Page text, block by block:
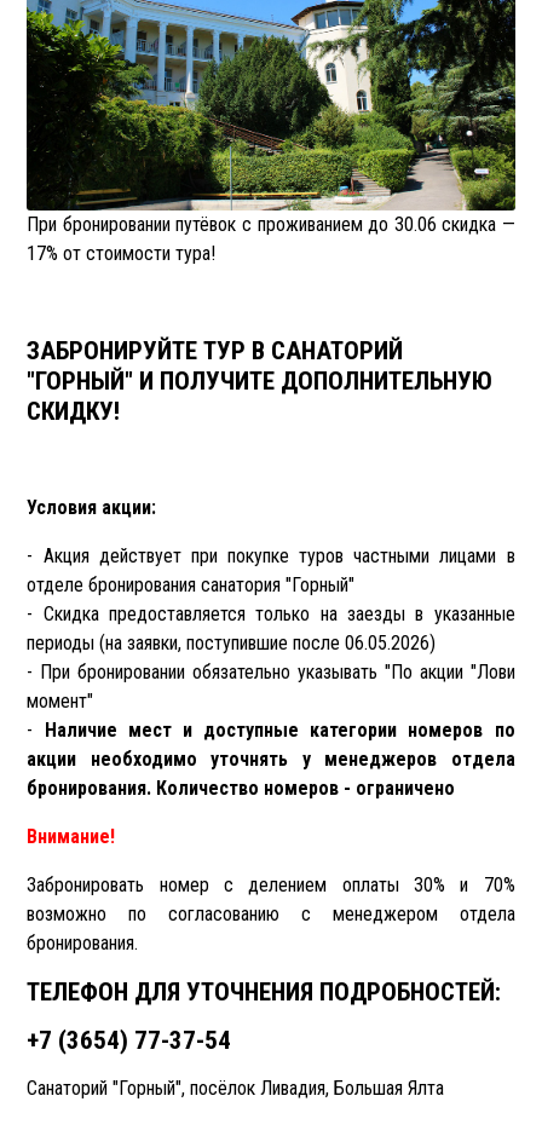
При бронировании путёвок с проживанием до 30.06 скидка —
17% от стоимости тура!
ЗАБРОНИРУЙТЕ ТУР В САНАТОРИЙ
"ГОРНЫЙ" И ПОЛУЧИТЕ ДОПОЛНИТЕЛЬНУЮ
СКИДКУ!
Условия акции:
- Акция действует при покупке туров частными лицами в
отделе бронирования санатория "Горный"
- Скидка предоставляется только на заезды в указанные
периоды (на заявки, поступившие после 06.05.2026)
- При бронировании обязательно указывать "По акции "Лови
момент"
- Наличие мест и доступные категории номеров по
акции необходимо уточнять у менеджеров отдела
бронирования. Количество номеров - ограничено
Внимание!
Забронировать номер с делением оплаты 30% и 70%
возможно по согласованию с менеджером отдела
бронирования.
ТЕЛЕФОН ДЛЯ УТОЧНЕНИЯ ПОДРОБНОСТЕЙ:
+7 (3654) 77-37-54
Санаторий "Горный", посёлок Ливадия, Большая Ялта